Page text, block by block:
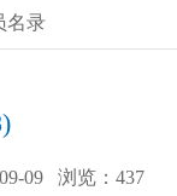
名录
09 浏览： 437